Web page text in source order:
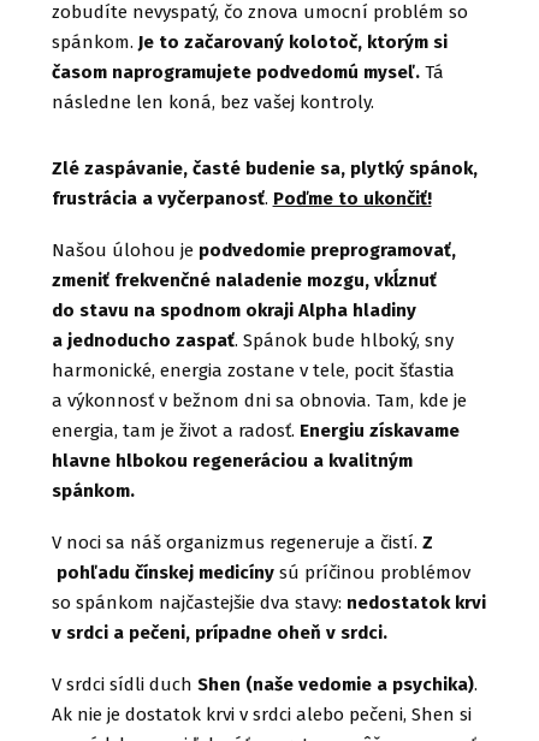
zobudíte nevyspatý, čo znova umocní problém so
spánkom. Je to začarovaný kolotoč, ktorým si
časom naprogramujete podvedomú myseľ.Tá
následne len koná, bez vašej kontroly.
Zlé zaspávanie, časté budenie sa, plytký spánok,
frustrácia a vyčerpanosť. Poďme to ukončiť!
Našou úlohou je podvedomie preprogramovať,
zmeniť frekvenčné naladenie mozgu, vkĺznuť
do stavu na spodnom okraji Alpha hladiny
a jednoducho zaspať. Spánok bude hlboký, sny
harmonické, energia zostane v tele, pocit šťastia
a výkonnosť v bežnom dni sa obnovia. Tam, kde je
energia, tam je život a radosť. Energiu získavame
hlavne hlbokou regeneráciou a kvalitným
spánkom.
V noci sa náš organizmus regeneruje a čistí. Z
pohľadu čínskej medicínysú príčinou problémov
so spánkom najčastejšie dva stavy: nedostatok krvi
v srdci a pečeni, prípadne oheň v srdci.
V srdci sídli duch Shen (naše vedomie a psychika).
Ak nie je dostatok krvi v srdci alebo pečeni, Shen si